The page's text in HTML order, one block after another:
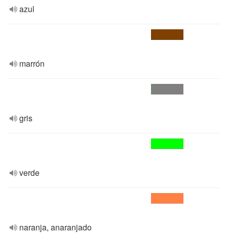
azul
marrón
gris
verde
naranja, anaranjado